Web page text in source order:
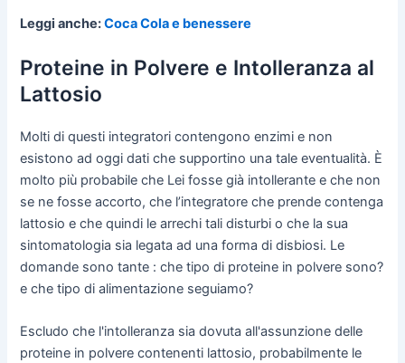
Leggi anche:Coca Cola e benessere
Proteine in Polvere e Intolleranza al
Lattosio
Molti di questi integratori contengono enzimi e non
esistono ad oggi dati che supportino una tale eventualità. È
molto più probabile che Lei fosse già intollerante e che non
se ne fosse accorto, che l’integratore che prende contenga
lattosio e che quindi le arrechi tali disturbi o che la sua
sintomatologia sia legata ad una forma di disbiosi. Le
domande sono tante : che tipo di proteine in polvere sono?
e che tipo di alimentazione seguiamo?
Escludo che l'intolleranza sia dovuta all'assunzione delle
proteine in polvere contenenti lattosio, probabilmente le